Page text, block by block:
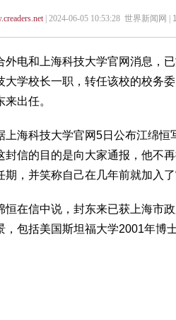
| 2024-06-05 10:53:28 世界新闻网 | 1
外电和上海科技大学官网消息，
大学校长一职，转任该校的校务
来出任。
上海科技大学官网5日公布江绵恒
封信的目的是向大家通报，他不
期，并笑称自己在几年前就加入了
恒在信中说，封东来已获上海市
，包括美国斯坦福大学2001年博